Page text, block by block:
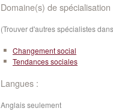
Domaine(s) de spécialisation
(Trouver d'autres spécialistes
Changement social
Tendances sociales
Langues :
Anglais seulement